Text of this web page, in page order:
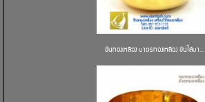
ขันทองเหลือง บาตรทองเหลือง ขันใส่บา...